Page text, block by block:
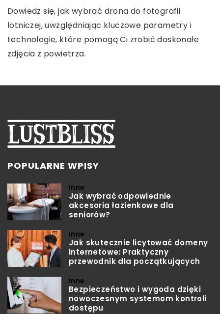
Odkryj sekrety pielęgnacji naturalnych włosów
doczepianych. Podpowiadamy, jak świadomie
dbać o swoją fryzurę, by zachować jej naturalny
blask i zdrowie.
Dowiedz się, jak wybrać drona do fotografii
lotniczej, uwzględniając kluczowe parametry i
technologie, które pomogą Ci zrobić doskonałe
zdjęcia z powietrza.
Odkryj zalety takiego wypoczynku i zdecyduj, czy
jest to opcja idealna dla Ciebie.
POPULARNE WPISY
Inne
Jak wybrać odpowiednie
akcesoria łazienkowe dla
seniorów?
Inne
Jak skutecznie licytować domeny
internetowe: Praktyczny
przewodnik dla początkujących
Inne
Bezpieczeństwo i wygoda dzięki
nowoczesnym systemom kontroli
dostępu